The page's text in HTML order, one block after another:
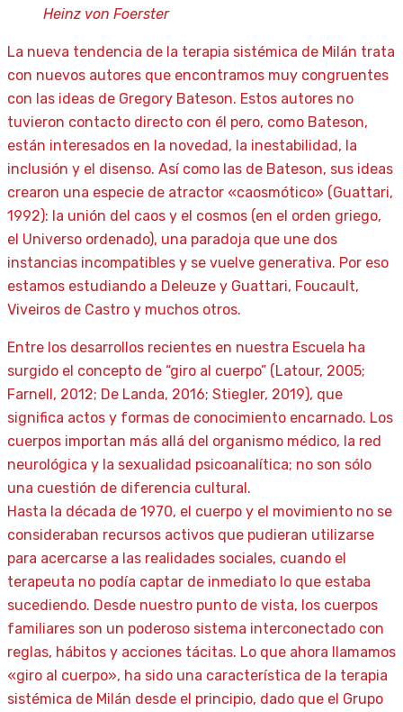
Heinz von Foerster
La nueva tendencia de la terapia sistémica de Milán trata
con nuevos autores que encontramos muy congruentes
con las ideas de Gregory Bateson. Estos autores no
tuvieron contacto directo con él pero, como Bateson,
están interesados ​​en la novedad, la inestabilidad, la
inclusión y el disenso. Así como las de Bateson, sus ideas
crearon una especie de atractor «caosmótico» (Guattari,
1992): la unión del caos y el cosmos (en el orden griego,
el Universo ordenado), una paradoja que une dos
instancias incompatibles y se vuelve generativa. Por eso
estamos estudiando a Deleuze y Guattari, Foucault,
Viveiros de Castro y muchos otros.
Entre los desarrollos recientes en nuestra Escuela ha
surgido el concepto de “giro al cuerpo” (Latour, 2005;
Farnell, 2012; De Landa, 2016; Stiegler, 2019), que
significa actos y formas de conocimiento encarnado. Los
cuerpos importan más allá del organismo médico, la red
neurológica y la sexualidad psicoanalítica; no son sólo
una cuestión de diferencia cultural.
Hasta la década de 1970, el cuerpo y el movimiento no se
consideraban recursos activos que pudieran utilizarse
para acercarse a las realidades sociales, cuando el
terapeuta no podía captar de inmediato lo que estaba
sucediendo. Desde nuestro punto de vista, los cuerpos
familiares son un poderoso sistema interconectado con
reglas, hábitos y acciones tácitas. Lo que ahora llamamos
«giro al cuerpo», ha sido una característica de la terapia
sistémica de Milán desde el principio, dado que el Grupo